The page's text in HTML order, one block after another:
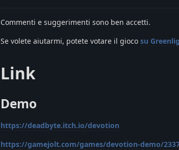
Commenti e suggerimenti sono ben accetti.
Se volete aiutarmi, potete votare il gioco su
Link
Demo
https://deadbyte.itch.io/devotion
https://gamejolt.com/games/devotion-demo/